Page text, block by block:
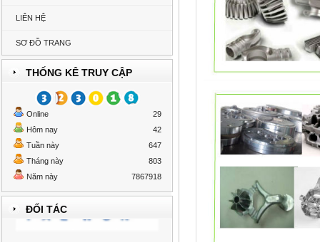
LIÊN HỆ
SƠ ĐỒ TRANG
THỐNG KÊ TRUY CẬP
Online
29
Hôm nay
42
Tuần này
647
Tháng này
803
Năm này
7867918
ĐỐI TÁC